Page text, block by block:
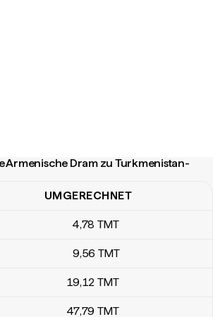
Armenische Dram zu Turkmenistan-
Dram zu Turkmenistan-Manat
UMGERECHNET
4,78 TMT
9,56 TMT
19,12 TMT
47,79 TMT